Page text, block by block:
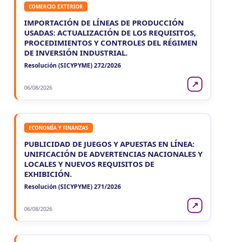
COMERCIO EXTERIOR
IMPORTACIÓN DE LÍNEAS DE PRODUCCIÓN
USADAS: ACTUALIZACIÓN DE LOS REQUISITOS,
PROCEDIMIENTOS Y CONTROLES DEL RÉGIMEN
DE INVERSIÓN INDUSTRIAL.
Resolución (SICYPYME) 272/2026
06/08/2026 ↗
ECONOMÍA Y FINANZAS
PUBLICIDAD DE JUEGOS Y APUESTAS EN LÍNEA:
UNIFICACIÓN DE ADVERTENCIAS NACIONALES Y
LOCALES Y NUEVOS REQUISITOS DE
EXHIBICIÓN.
Resolución (SICYPYME) 271/2026
06/08/2026 ↗